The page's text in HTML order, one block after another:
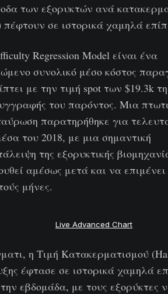
των εξορυκτών ανά
πέφτουν σε ιστορικά χαμηλά
Regression Model είναι ένα
συνολικό μέσο κόστος
με την τιμή spot των $19.3k
του παρόντος. Μια
παρατηρήθηκε για
του 2018, με μια σημαντική
της εξορυκτικής
αμέσως μετά και να επιμένει
μήνες.
Live Advanced Chart
η Τιμή Κατακερματισμού
έφτασε σε ιστορικά χαμηλά
εβδομάδα, με τους εξορύκτες